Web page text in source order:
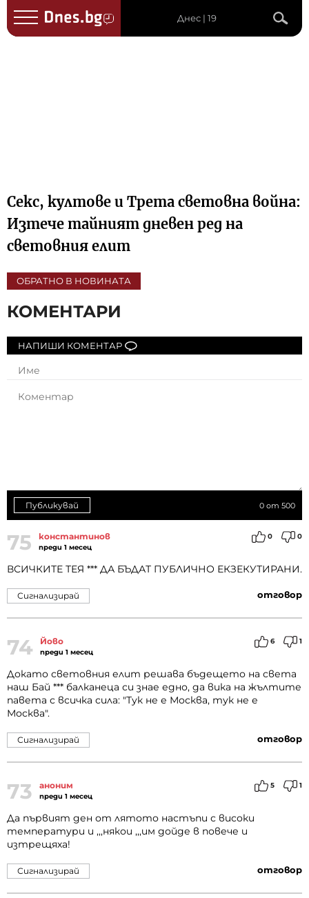
Днес | 19
Секс, култове и Трета световна война:
Изтече тайният дневен ред на
световния елит
ОБРАТНО В НОВИНАТА
КОМЕНТАРИ
НАПИШИ КОМЕНТАР
0 от 500
Публикувай
75 константинов
преди 1 месец
0 0
ВСИЧКИТЕ ТЕЯ *** ДА БЪДАТ ПУБЛИЧНО ЕКЗЕКУТИРАНИ.
отговор
Сигнализирай
74 Йово
преди 1 месец
6 1
Докато световния елит решава бъдещето на света
наш Бай *** балканеца си знае едно, да вика на жълтите
павета с всичка сила: "Тук не е Москва, тук не е
Москва".
отговор
Сигнализирай
73 аноним
преди 1 месец
5 1
Да първият ден от лятото настъпи с високи
температури и ,,,някои ,,,им дойде в повече и
изтрещяха!
отговор
Сигнализирай